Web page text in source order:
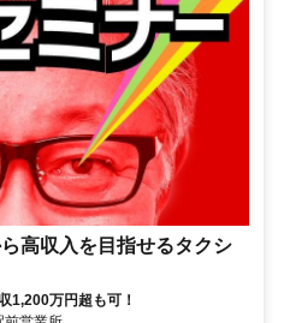
高収入を目指せるタクシ
1,200万円超も可！